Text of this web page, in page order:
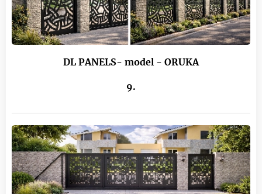
DL PANELS- model - ORUKA
9.